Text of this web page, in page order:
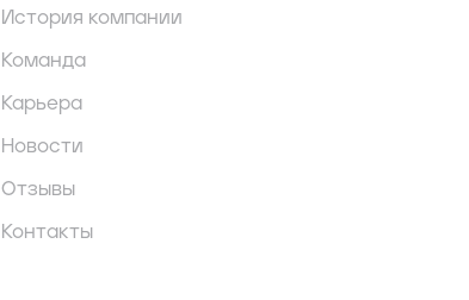
История компании
Команда
Карьера
Новости
Отзывы
Контакты